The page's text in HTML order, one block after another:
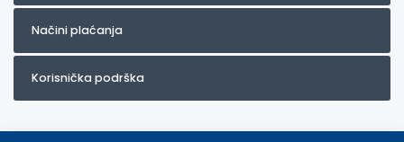
Načini plaćanja
Korisnička podrška